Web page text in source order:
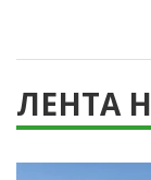
ЛЕНТА